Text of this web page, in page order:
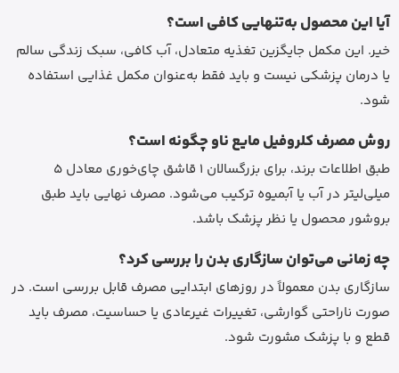
آیا این محصول به‌تنهایی کافی است؟
خیر. این مکمل جایگزین تغذیه متعادل، آب کافی، سبک زندگی سالم
یا درمان پزشکی نیست و باید فقط به‌عنوان مکمل غذایی استفاده
شود.
روش مصرف کلروفیل مایع ناو چگونه است؟
طبق اطلاعات برند، برای بزرگسالان 1 قاشق چای‌خوری معادل 5
میلی‌لیتر در آب یا آبمیوه ترکیب می‌شود. مصرف نهایی باید طبق
بروشور محصول یا نظر پزشک باشد.
چه زمانی می‌توان سازگاری بدن را بررسی کرد؟
سازگاری بدن معمولاً در روزهای ابتدایی مصرف قابل بررسی است. در
صورت ناراحتی گوارشی، تغییرات غیرعادی یا حساسیت، مصرف باید
قطع و با پزشک مشورت شود.